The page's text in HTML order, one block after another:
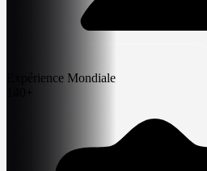
Expérience Mondiale